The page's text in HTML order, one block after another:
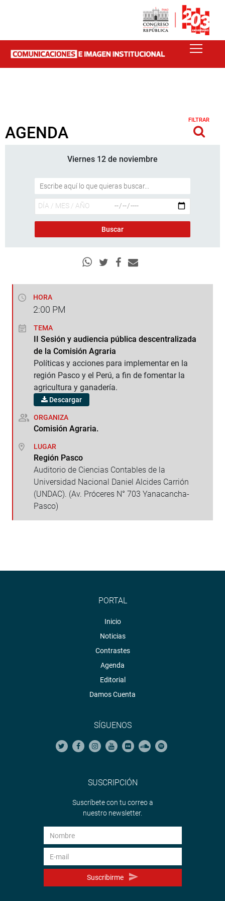
AGENDA
FILTRAR
Viernes 12 de noviembre
HORA
2:00 PM
TEMA
II Sesión y audiencia pública descentralizada
de la Comisión Agraria
Políticas y acciones para implementar en la
región Pasco y el Perú, a fin de fomentar la
agricultura y ganadería.
Descargar
ORGANIZA
Comisión Agraria.
LUGAR
Región Pasco
Auditorio de Ciencias Contables de la
Universidad Nacional Daniel Alcides Carrión
(UNDAC). (Av. Próceres N° 703 Yanacancha-
Pasco)
PORTAL
Inicio
Noticias
Contrastes
Agenda
Editorial
Damos Cuenta
SÍGUENOS
SUSCRIPCIÓN
Suscríbete con tu correo a
nuestro newsletter.
Suscribirme